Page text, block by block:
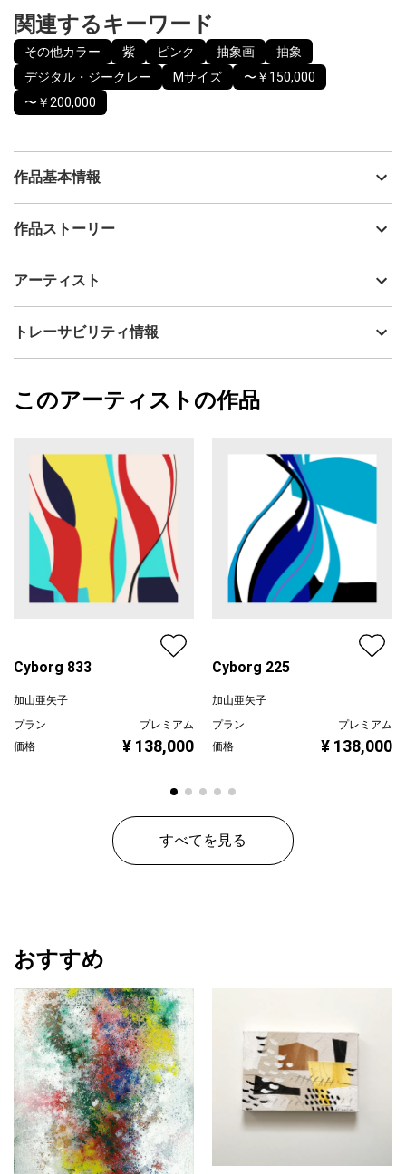
関連するキーワード
その他カラー 紫 ピンク 抽象画
抽象
デジタル・ジークレー
Mサイズ
〜￥150,000
〜￥200,000
作品基本情報
出品者
制作年
デジタル・ジークレー
カラー
その他カラー
ジャンル
抽象画
配送目安
二週間以内
作品ストーリー
とテクノロジーとの関係性も変化しています。
いて問いかけるきっかけを与える象徴です。
象画です。
［額装サイズ］
◻︎縦 約42.7cm×横 約35.1cm×厚み 約2.4cm
［仕様］
◻︎マット…ホワイト
◻︎額色…シルバー
◻︎表面…アクリル板
◻︎吊紐…あり
アーティスト
加山亜矢子
フォローする
トレーサビリティ情報
加山亜矢子
このアーティストの作品
Cyborg 833
加山亜矢子
プラン
プレミアム
価格
¥ 138,000
Cyborg 225
加山亜矢子
プラン
プレミアム
価格
¥ 138,000
すべてを見る
おすすめ